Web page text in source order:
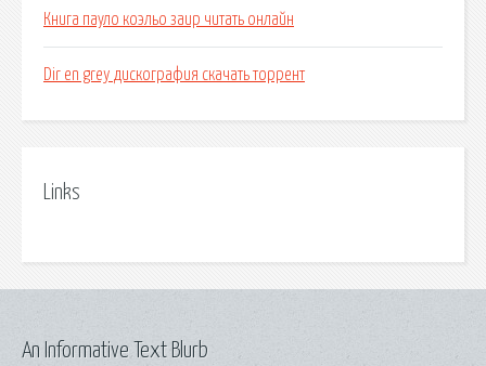
Книга пауло коэльо заир читать онлайн
Dir en grey дискография скачать торрент
Links
An Informative Text Blurb